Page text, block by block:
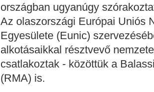
országban ugyanúgy
Az olaszországi Európai Uniós
Egyesülete (Eunic)
alkotásaikkal résztvevő
csatlakoztak - közöttük a
(RMA) is.